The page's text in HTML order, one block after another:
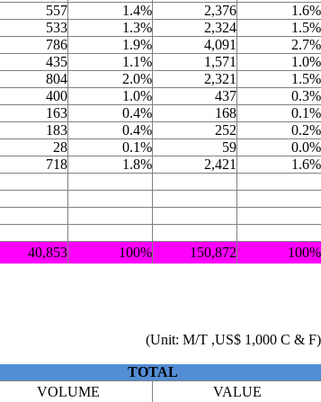
557 1.4% 2,376
1.6%
533 1.3% 2,324
1.5%
786 1.9% 4,091
2.7%
435 1.1% 1,571
1.0%
804 2.0% 2,321
1.5%
400 1.0% 437
0.3%
163 0.4% 168
0.1%
183 0.4% 252
0.2%
28 0.1% 59
0.0%
718 1.8% 2,421
1.6%
40,853 100% 150,872 100%
(Unit: M/T ,US$ 1,000 C & F)
TOTAL
VOLUME
VALUE